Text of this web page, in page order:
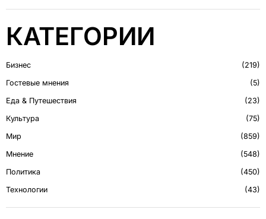
КАТЕГОРИИ
Бизнес
219
Гостевые мнения
5
Еда & Путешествия
23
Культура
75
Мир
859
Мнение
548
Политика
450
Технологии
43